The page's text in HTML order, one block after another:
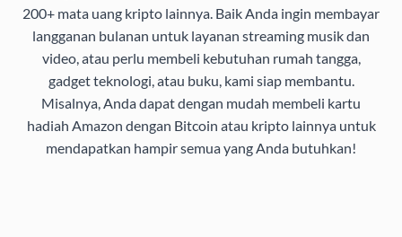
200+ mata uang kripto lainnya. Baik Anda ingin membayar
langganan bulanan untuk layanan streaming musik dan
video, atau perlu membeli kebutuhan rumah tangga,
gadget teknologi, atau buku, kami siap membantu.
Misalnya, Anda dapat dengan mudah membeli kartu
hadiah Amazon dengan Bitcoin atau kripto lainnya untuk
mendapatkan hampir semua yang Anda butuhkan!